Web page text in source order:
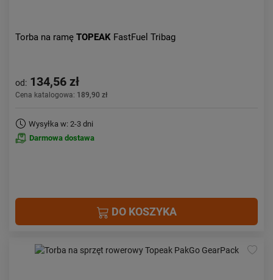
Torba na ramę TOPEAK FastFuel Tribag
od: 134,56 zł
Cena katalogowa: 189,90 zł
Wysyłka w: 2-3 dni
Darmowa dostawa
DO KOSZYKA